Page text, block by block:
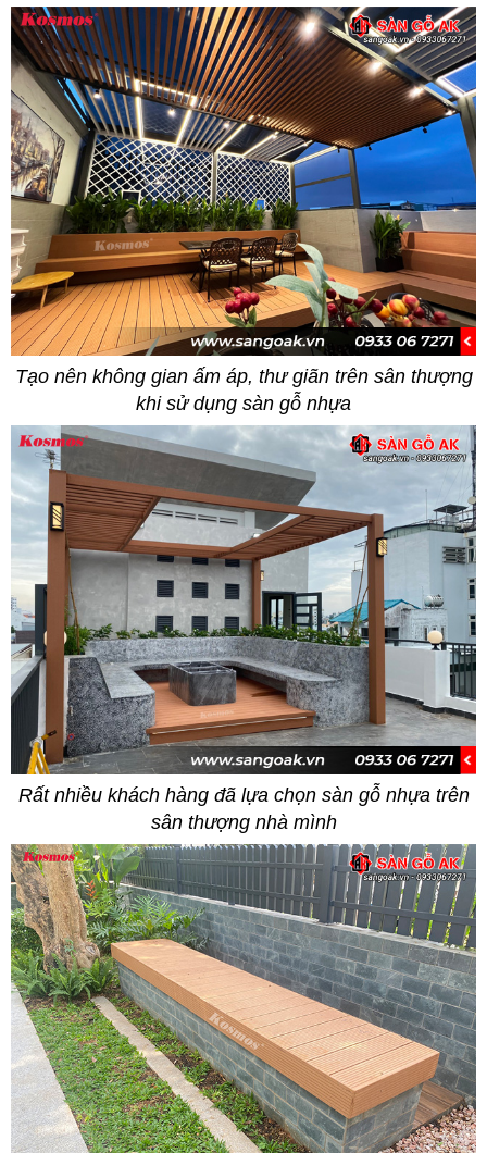
Tạo nên không gian ấm áp, thư giãn trên sân thượng
khi sử dụng sàn gỗ nhựa
Rất nhiều khách hàng đã lựa chọn sàn gỗ nhựa trên
sân thượng nhà mình